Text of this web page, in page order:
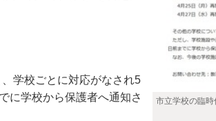
市立学校の臨
学校ごとに対応がなされ5
に学校から保護者へ通知さ